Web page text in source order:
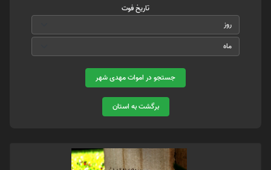
تاریخ فوت
جستجو در اموات مهدی شهر
برگشت به استان